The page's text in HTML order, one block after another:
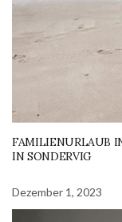
FAMILIENURLAUB
IN SONDERVIG
Dezember 1, 2023